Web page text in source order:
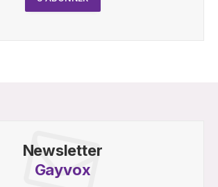
Newsletter
Gayvox